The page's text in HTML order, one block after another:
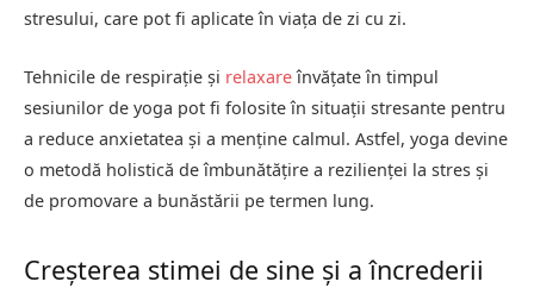
stresului, care pot fi aplicate în viața de zi cu zi.
Tehnicile de respirație și relaxareînvățate în timpul
sesiunilor de yoga pot fi folosite în situații stresante pentru
a reduce anxietatea și a menține calmul. Astfel, yoga devine
o metodă holistică de îmbunătățire a rezilienței la stres și
de promovare a bunăstării pe termen lung.
Creșterea stimei de sine și a încrederii